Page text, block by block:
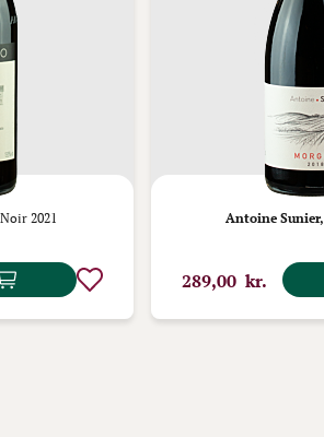
2021 Antoine Sunier,
289,00 kr.